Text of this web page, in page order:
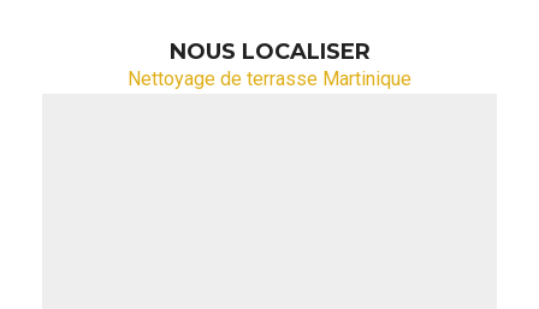
NOUS LOCALISER
Nettoyage de terrasse Martinique